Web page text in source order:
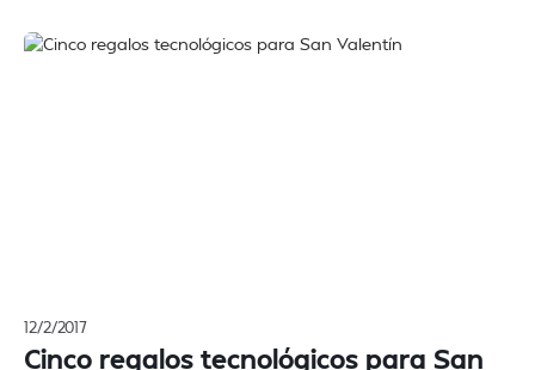
12/2/2017
Cinco regalos tecnológicos para San